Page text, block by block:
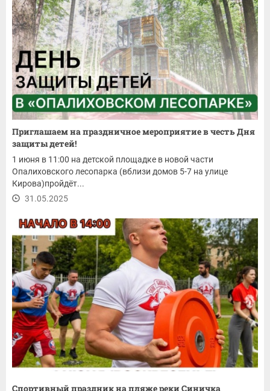
Приглашаем на праздничное мероприятие в честь Дня
защиты детей!
1 июня в 11:00 на детской площадке в новой части
Опалиховского лесопарка (вблизи домов 5-7 на улице
Кирова)пройдёт...
31.05.2025
Спортивный праздник на пляже реки Синичка